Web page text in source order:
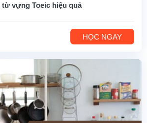
từ vựng Toeic hiệu quả
HỌC NGAY